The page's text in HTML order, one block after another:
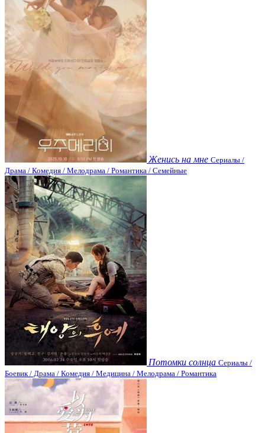
Женись на мне Сериалы /
Драма / Комедия / Мелодрама / Романтика / Семейные
Потомки солнца Сериалы /
Боевик / Драма / Комедия / Медицина / Мелодрама / Романтика